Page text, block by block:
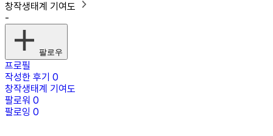
창작생태계 기여도
-
팔로우
프로필
작성한 후기 0
창작생태계 기여도
팔로워 0
팔로잉 0